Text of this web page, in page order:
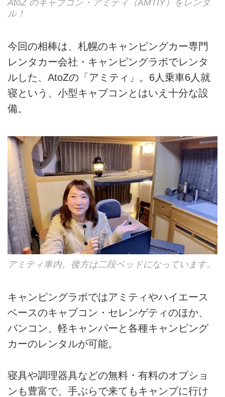
AtoZ のキャブコン・アミティ（AMTIY）をレンタ
ル！
今回の相棒は、札幌のキャンピングカー専門
レンタカー会社・キャンピングラボでレンタ
ルした、AtoZの「アミティ」。6人乗車6人就
寝という、小型キャブコンとはいえ十分な設
備。
アミティ車内。後方は二段ベッドになっています。
キャンピングラボではアミティやハイエース
ベースのキャブコン・セレンゲティのほか、
バンコン、軽キャンパーと各種キャンピング
カーのレンタルが可能。
寝具や調理器具などの無料・有料のオプショ
ンも豊富で、手ぶらで来てもキャンプに行け